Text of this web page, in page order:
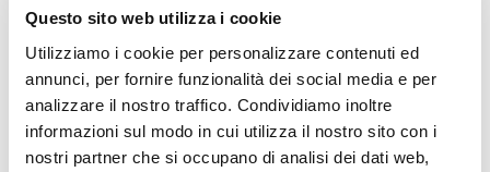
Questo sito web utilizza i cookie
Utilizziamo i cookie per personalizzare contenuti ed
annunci, per fornire funzionalità dei social media e per
analizzare il nostro traffico. Condividiamo inoltre
informazioni sul modo in cui utilizza il nostro sito con i
nostri partner che si occupano di analisi dei dati web,
news